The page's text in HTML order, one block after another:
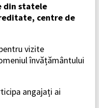
din statele
centre de
vizite
învățământului
angajați ai